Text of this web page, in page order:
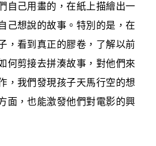
自己用畫的，在紙上描繪出一
己想說的故事。特別的是，在
，看到真正的膠卷，了解以前
何剪接去拼湊故事，對他們來
，我們發現孩子天馬行空的想
面，也能激發他們對電影的興